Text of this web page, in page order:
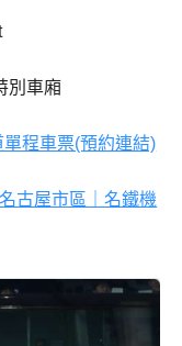
別車廂
程車票(預約連結)
古屋市區｜名鐵機